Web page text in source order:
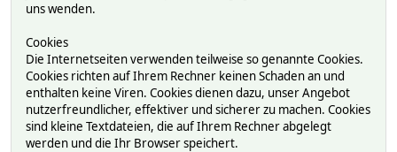
uns wenden.
Cookies
Die Internetseiten verwenden teilweise so genannte Cookies.
Cookies richten auf Ihrem Rechner keinen Schaden an und
enthalten keine Viren. Cookies dienen dazu, unser Angebot
nutzerfreundlicher, effektiver und sicherer zu machen. Cookies
sind kleine Textdateien, die auf Ihrem Rechner abgelegt
werden und die Ihr Browser speichert.